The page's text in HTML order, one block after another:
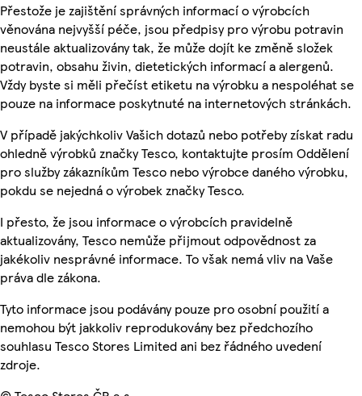
Přestože je zajištění správných informací o výrobcích
věnována nejvyšší péče, jsou předpisy pro výrobu potravin
neustále aktualizovány tak, že může dojít ke změně složek
potravin, obsahu živin, dietetických informací a alergenů.
Vždy byste si měli přečíst etiketu na výrobku a nespoléhat se
pouze na informace poskytnuté na internetových stránkách.
V případě jakýchkoliv Vašich dotazů nebo potřeby získat radu
ohledně výrobků značky Tesco, kontaktujte prosím Oddělení
pro služby zákazníkům Tesco nebo výrobce daného výrobku,
pokdu se nejedná o výrobek značky Tesco.
I přesto, že jsou informace o výrobcích pravidelně
aktualizovány, Tesco nemůže přijmout odpovědnost za
jakékoliv nesprávné informace. To však nemá vliv na Vaše
práva dle zákona.
Tyto informace jsou podávány pouze pro osobní použití a
nemohou být jakkoliv reprodukovány bez předchozího
souhlasu Tesco Stores Limited ani bez řádného uvedení
zdroje.